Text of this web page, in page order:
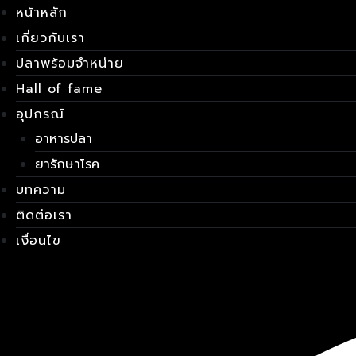
Skip
to
content
หน้าหลัก
เกี่ยวกับเรา
ปลาพร้อมจำหน่าย
Hall of fame
อุปกรณ์
อาหารปลา
ยารักษาโรค
บทความ
ติดต่อเรา
เงื่อนไข
เมนู